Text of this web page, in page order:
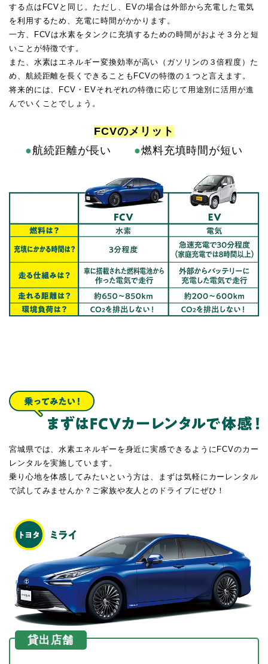
する点はFCVと同じ。ただし、EVの場合は外部から充電した電気
を利用するため、充電に時間がかかります。
一方、FCVは水素をタンクに充填するための時間がおよそ３分と短
いことが特徴です。
また、水素はエネルギー変換効率が高い（ガソリンの３倍程度）た
め、航続距離を長くできることもFCVの特徴の１つと言えます。
将来的には、FCV・EVそれぞれの特徴に応じて用途別に活用が進
んでいくことでしょう。
FCVのメリット
●航続距離が長い ●燃料充填時間が短い
宮城県では、水素エネルギーを身近に実感できるようにFCVのカー
レンタルを実施しています。
乗り心地を体感してみたいという方は、まずは気軽にカーレンタル
で試してみませんか？ご家族や友人とのドライブにぜひ！
貸出店舗